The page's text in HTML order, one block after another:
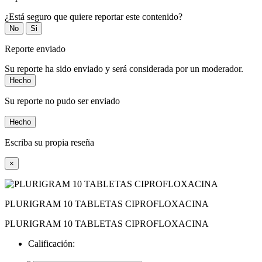
¿Está seguro que quiere reportar este contenido?
No Si
Reporte enviado
Su reporte ha sido enviado y será considerada por un moderador.
Hecho
Su reporte no pudo ser enviado
Hecho
Escriba su propia reseña
×
PLURIGRAM 10 TABLETAS CIPROFLOXACINA
PLURIGRAM 10 TABLETAS CIPROFLOXACINA
Calificación: